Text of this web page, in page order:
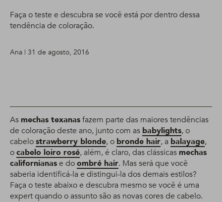
Faça o teste e descubra se você está por dentro dessa
tendência de coloração.
Ana | 31 de agosto, 2016
Asmechas texanasfazem parte das maiores tendências
de coloração deste ano, junto com as babylights, o
cabelostrawberry blonde, o bronde hair, a balayage,
ocabelo loiro rosé, além, é claro, das clássicasmechas
californianase doombré hair. Mas será que você
saberia identificá-la e distingui-la dos demais estilos?
Faça o teste abaixo e descubra mesmo se você é uma
expert quando o assunto são as novas cores de cabelo.